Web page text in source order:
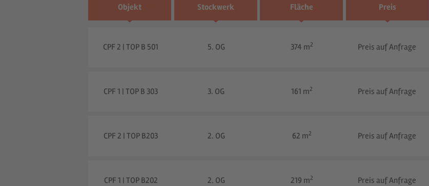
Objekt Stockwerk Fläche Preis
CPF 2 | TOP B 501 5. OG 374 m2 Preis auf Anfrage
CPF 1 | TOP B 303 3. OG 161 m2 Preis auf Anfrage
CPF 2 | TOP B203 2. OG 62 m2 Preis auf Anfrage
CPF 1 | TOP B202 2. OG 219 m2 Preis auf Anfrage